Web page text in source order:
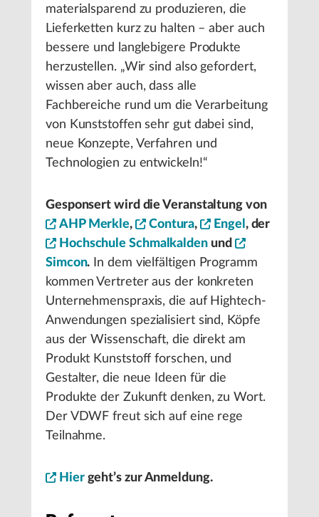
materialsparend zu produzieren, die
Lieferketten kurz zu halten – aber auch
bessere und langlebigere Produkte
herzustellen. „Wir sind also gefordert,
wissen aber auch, dass alle
Fachbereiche rund um die Verarbeitung
von Kunststoffen sehr gut dabei sind,
neue Konzepte, Verfahren und
Technologien zu entwickeln!“
Gesponsert wird die Veranstaltung von
AHP Merkle, Contura, Engel , der
Hochschule Schmalkaldenund
Simcon. In dem vielfältigen Programm
kommen Vertreter aus der konkreten
Unternehmenspraxis, die auf Hightech-
Anwendungen spezialisiert sind, Köpfe
aus der Wissenschaft, die direkt am
Produkt Kunststoff forschen, und
Gestalter, die neue Ideen für die
Produkte der Zukunft denken, zu Wort.
Der VDWF freut sich auf eine rege
Teilnahme.
Hiergeht’s zur Anmeldung.